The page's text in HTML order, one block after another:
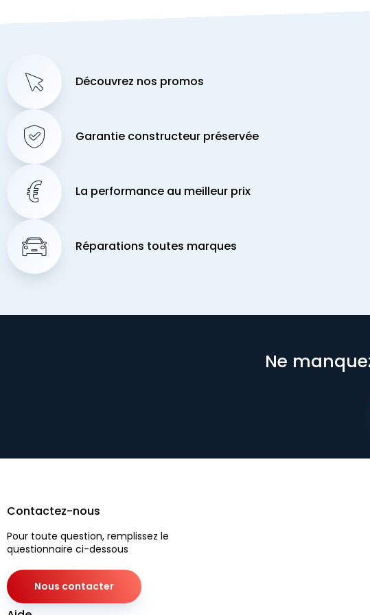
Découvrez nos promos
Garantie constructeur préservée
La performance au meilleur prix
Réparations toutes marques
Ne
Contactez-nous
Pour toute question, remplissez le
questionnaire ci-dessous
Nous contacter